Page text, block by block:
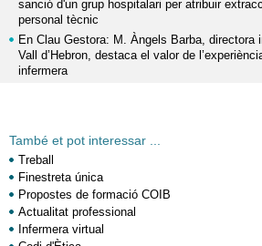
sanció d'un grup hospitalari per atribuir
personal tècnic
En Clau Gestora: M. Àngels Barba, directora
Vall d’Hebron, destaca el valor de
infermera
També et pot interessar ...
Treball
Finestreta única
Propostes de formació COIB
Actualitat professional
Infermera virtual